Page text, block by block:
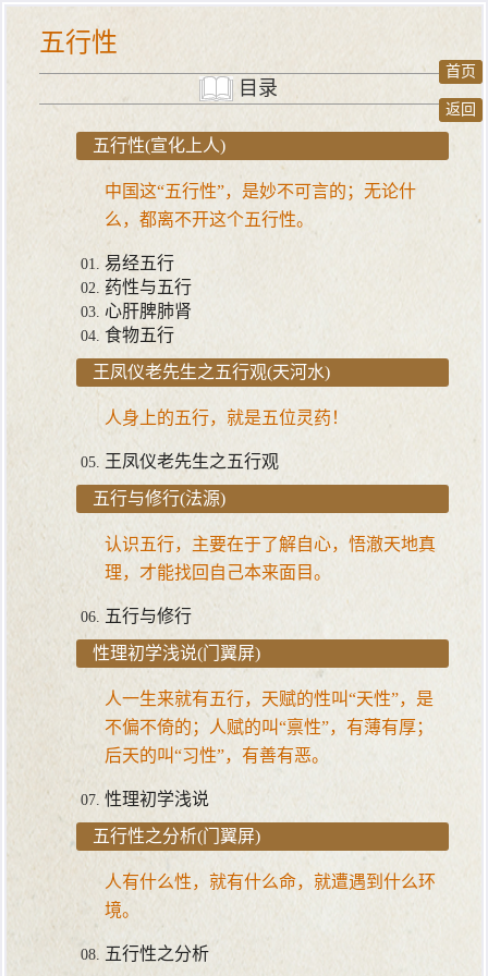
返回
首页
五行性
目录
五行性(宣化上人)
中国这“五行性”，是妙不可言的；无论什
么，都离不开这个五行性。
易经五行
药性与五行
心肝脾肺肾
食物五行
王凤仪老先生之五行观(天河水)
人身上的五行，就是五位灵药！
王凤仪老先生之五行观
五行与修行(法源)
认识五行，主要在于了解自心，悟澈天地真
理，才能找回自己本来面目。
五行与修行
性理初学浅说(门翼屏)
人一生来就有五行，天赋的性叫“天性”，是
不偏不倚的；人赋的叫“禀性”，有薄有厚；
后天的叫“习性”，有善有恶。
性理初学浅说
五行性之分析(门翼屏)
人有什么性，就有什么命，就遭遇到什么环
境。
五行性之分析